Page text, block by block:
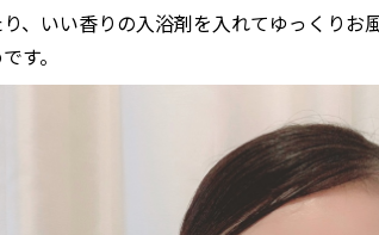
、いい香りの入浴剤を入れてゆっくりお
す。